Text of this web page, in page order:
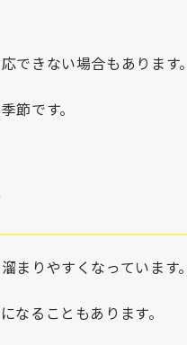
できない場合もあります。
節です。
まりやすくなっています。
なることもあります。